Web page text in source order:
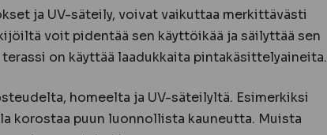
ja UV-säteily, voivat vaikuttaa merkittävästi
voit pidentää sen käyttöikää ja säilyttää sen
on käyttää laadukkaita pintakäsittelyaineita.
homeelta ja UV-säteilyltä. Esimerkiksi
korostaa puun luonnollista kauneutta. Muista